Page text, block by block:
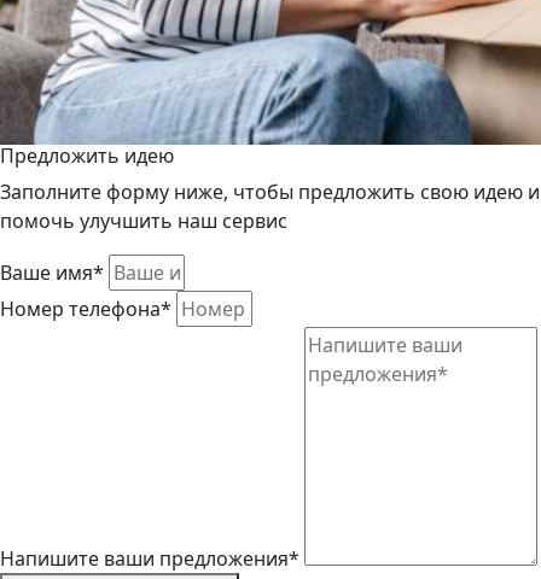
Предложить идею
Заполните форму ниже, чтобы предложить свою идею и
помочь улучшить наш сервис
Ваше имя*
Номер телефона*
Напишите ваши предложения*